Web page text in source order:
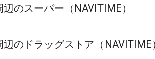
辺のスーパー（NAVITIME）
辺のドラッグストア（NAVITIME